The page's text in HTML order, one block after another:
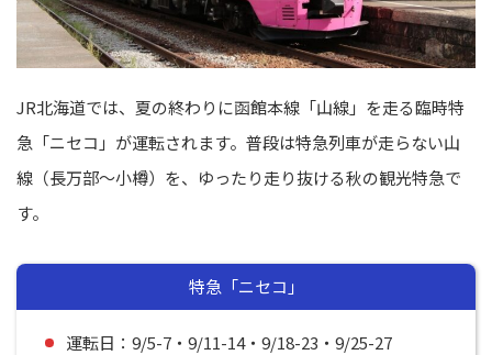
JR北海道では、夏の終わりに函館本線「山線」を走る臨時特
急「ニセコ」が運転されます。普段は特急列車が走らない山
線（長万部〜小樽）を、ゆったり走り抜ける秋の観光特急で
す。
特急「ニセコ」
運転日：9/5-7・9/11-14・9/18-23・9/25-27